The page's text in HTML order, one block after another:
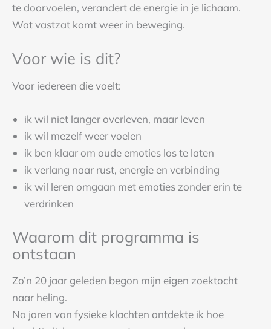
te doorvoelen, verandert de energie in je lichaam.
Wat vastzat komt weer in beweging.
Voor wie is dit?
Voor iedereen die voelt:
ik wil niet langer overleven, maar leven
ik wil mezelf weer voelen
ik ben klaar om oude emoties los te laten
ik verlang naar rust, energie en verbinding
ik wil leren omgaan met emoties zonder erin te
verdrinken
Waarom dit programma is
ontstaan
Zo’n 20 jaar geleden begon mijn eigen zoektocht
naar heling.
Na jaren van fysieke klachten ontdekte ik hoe